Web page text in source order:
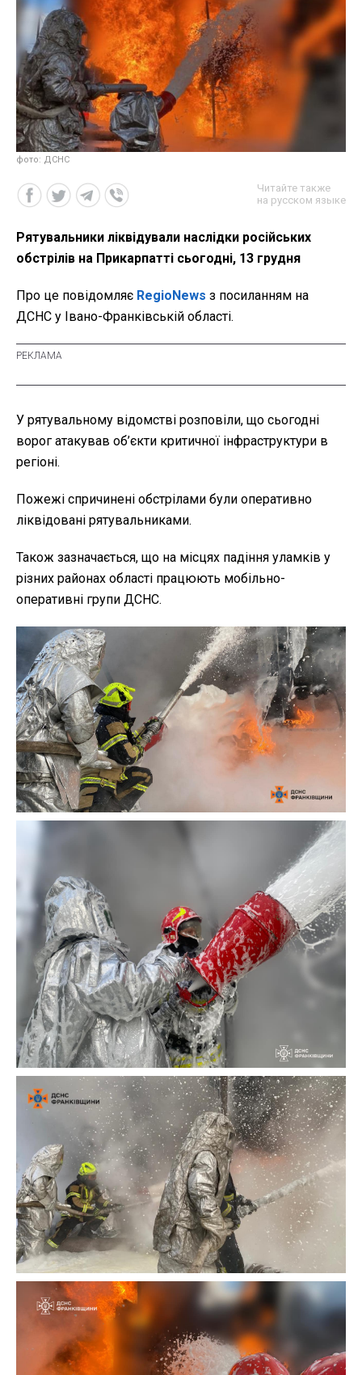
фото: ДСНС
Читайте также
на русском языке
Рятувальники ліквідували наслідки російських
обстрілів на Прикарпатті сьогодні, 13 грудня
Про це повідомляє RegioNews з посиланням на
ДСНС у Івано-Франківській області.
У рятувальному відомстві розповіли, що сьогодні
ворог атакував об’єкти критичної інфраструктури в
регіоні.
Пожежі спричинені обстрілами були оперативно
ліквідовані рятувальниками.
Також зазначається, що на місцях падіння уламків у
різних районах області працюють мобільно-
оперативні групи ДСНС.